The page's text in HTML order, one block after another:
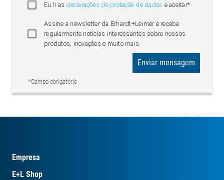
Eu li as declarações de proteção de dados e aceitar*
Assine a newsletter da Erhardt+Leimer e receba
regularmente notícias interessantes sobre nossos
produtos, inovações e muito mais.
*Campo obrigatório
Enviar mensagem
Empresa
E+L Shop